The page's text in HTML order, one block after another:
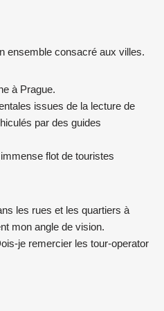
ensemble consacré aux villes.
à Prague.
issues de la lecture de
par des guides
flot de touristes
les rues et les quartiers à
mon angle de vision.
je remercier les tour-operator